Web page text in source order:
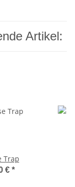
Artikel:
Trap
€ *